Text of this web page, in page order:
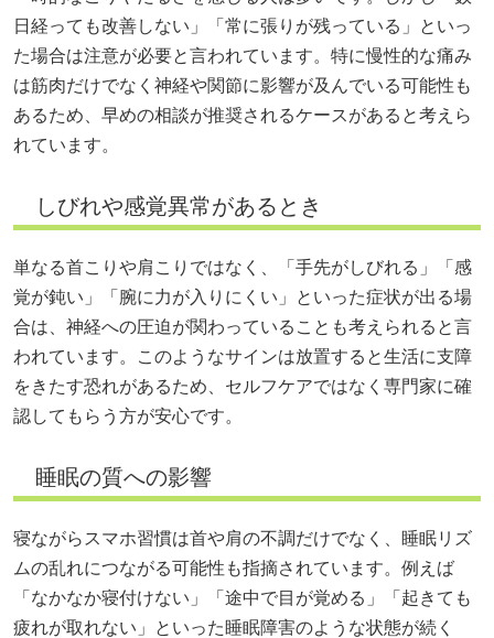
日経っても改善しない」「常に張りが残っている」といっ
た場合は注意が必要と言われています。特に慢性的な痛み
は筋肉だけでなく神経や関節に影響が及んでいる可能性も
あるため、早めの相談が推奨されるケースがあると考えら
れています。
しびれや感覚異常があるとき
単なる首こりや肩こりではなく、「手先がしびれる」「感
覚が鈍い」「腕に力が入りにくい」といった症状が出る場
合は、神経への圧迫が関わっていることも考えられると言
われています。このようなサインは放置すると生活に支障
をきたす恐れがあるため、セルフケアではなく専門家に確
認してもらう方が安心です。
睡眠の質への影響
寝ながらスマホ習慣は首や肩の不調だけでなく、睡眠リズ
ムの乱れにつながる可能性も指摘されています。例えば
「なかなか寝付けない」「途中で目が覚める」「起きても
疲れが取れない」といった睡眠障害のような状態が続く